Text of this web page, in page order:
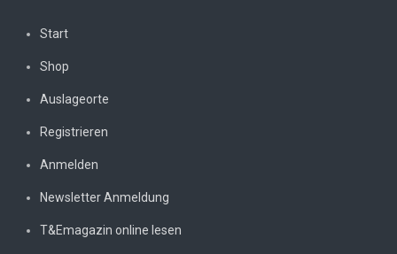
Start
Shop
Auslageorte
Registrieren
Anmelden
Newsletter Anmeldung
T&Emagazin online lesen